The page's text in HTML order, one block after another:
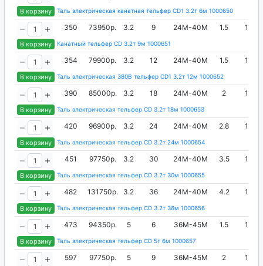
В корзину Таль электрическая канатная тельфер CD1 3.2т 6м 1000650
В корзину
350 73950р. 3.2 9 24М-40М 1.5 1058
Канатный тельфер CD 3.2т 9м 1000651
В корзину
354 79900р. 3.2 12 24М-40М 1.5 1058
Таль электрическая 380В тельфер CD1 3.2т 12м 1000652
В корзину
390 85000р. 3.2 18 24М-40М 2 1058
Таль электрическая тельфер CD 3.2т 18м 1000653
В корзину
420 96900р. 3.2 24 24М-40М 2.8 1058
Таль электрическая тельфер CD 3.2т 24м 1000654
В корзину
451 97750р. 3.2 30 24М-40М 3.5 1058
Таль электрическая тельфер CD 3.2т 30м 1000655
В корзину
482 131750р. 3.2 36 24М-40М 4.2 1058
Таль электрическая тельфер CD 3.2т 36м 1000656
В корзину
473 94350р. 5 6 36М-45М 1.5 1120
Таль электрическая тельфер CD 5т 6м 1000657
597 97750р. 5 9 36М-45М 2 1280